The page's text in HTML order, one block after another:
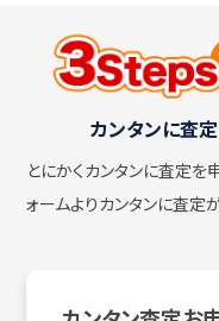
カンタンに査
とにかくカンタンに査定を
ォームよりカンタンに査定